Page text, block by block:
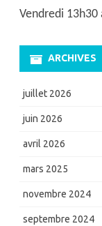
Vendredi 13h30
ARCHIVES
juillet 2026
juin 2026
avril 2026
mars 2025
novembre 2024
septembre 2024